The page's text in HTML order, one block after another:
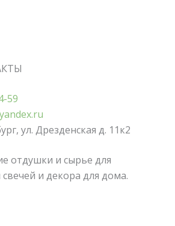
59
ул. Дрезденская д. 11к2
отдушки и сырье для
свечей и декора для дома.